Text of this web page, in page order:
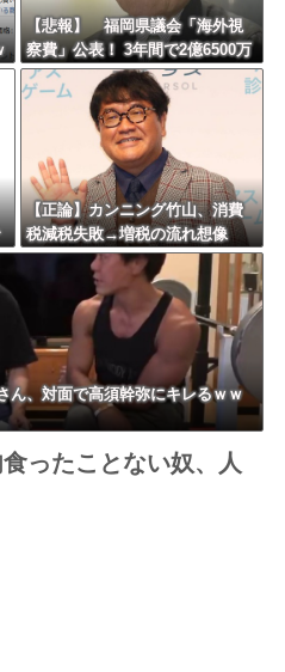
【悲報】 福岡県議会「海外視
察費」公表！ 3年間で2億6500万
円ｗｗｗｗｗｗｗｗｗ
【正論】カンニング竹山、消費
税減税失敗→増税の流れ想像
「次誰が総理やりたいと思いま
ん、対面で高須幹弥にキレるｗｗ
ったことない奴、人